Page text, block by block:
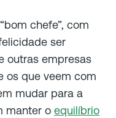
chefe”, com
ser
outras empresas
os que veem com
mudar para a
manter o equilíbrio